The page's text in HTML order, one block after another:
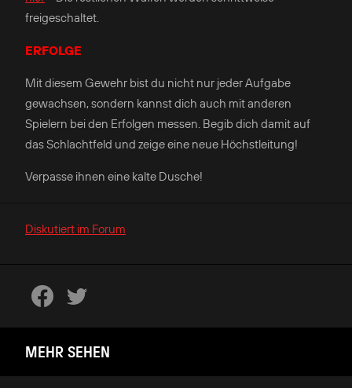
freigeschaltet.
ERFOLGE
Mit diesem Gewehr bist du nicht nur jeder Aufgabe
gewachsen, sondern kannst dich auch mit anderen
Spielern bei den Erfolgen messen. Begib dich damit auf
das Schlachtfeld und zeige eine neue Höchstleitung!
Verpasse ihnen eine kalte Dusche!
Diskutiert im Forum
MEHR SEHEN